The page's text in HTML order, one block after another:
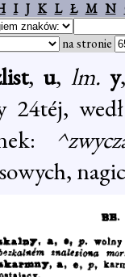
I J K L Ł M N
na stronie
, u, lm.y
24téj,